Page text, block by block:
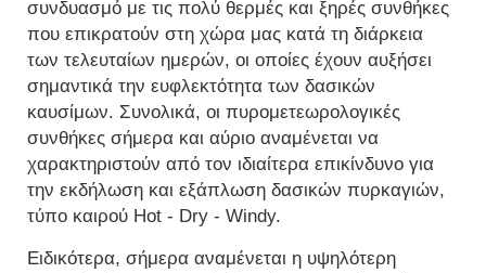
συνδυασμό με τις πολύ θερμές και ξηρές συνθήκες
που επικρατούν στη χώρα μας κατά τη διάρκεια
των τελευταίων ημερών, οι οποίες έχουν αυξήσει
σημαντικά την ευφλεκτότητα των δασικών
καυσίμων. Συνολικά, οι πυρομετεωρολογικές
συνθήκες σήμερα και αύριο αναμένεται να
χαρακτηριστούν από τον ιδιαίτερα επικίνδυνο για
την εκδήλωση και εξάπλωση δασικών πυρκαγιών,
τύπο καιρού Hot - Dry - Windy.
Ειδικότερα, σήμερα αναμένεται η υψηλότερη